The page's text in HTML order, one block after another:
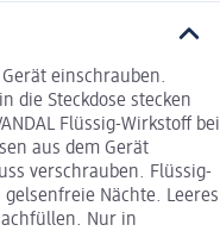
einschrauben.
die Steckdose stecken
Flüssig-Wirkstoff bei
aus dem Gerät
verschrauben. Flüssig-
Nächte. Leeres
Nur in